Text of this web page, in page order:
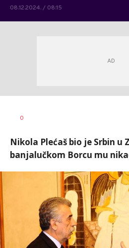
08.12.2024. / 08:15
AUTOR
0
Nikola Plećaš bio je Srbin u
banjalučkom Borcu mu